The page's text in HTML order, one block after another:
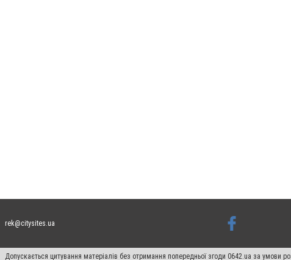
rek@citysites.ua
Допускається цитування матеріалів без отримання попередньої згоди 0642.ua за умови